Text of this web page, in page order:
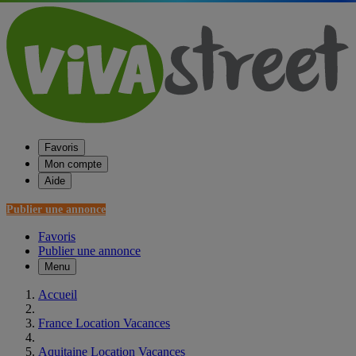
Favoris
Mon compte
Aide
Publier une annonce
Favoris
Publier une annonce
Menu
Accueil
France Location Vacances
Aquitaine Location Vacances